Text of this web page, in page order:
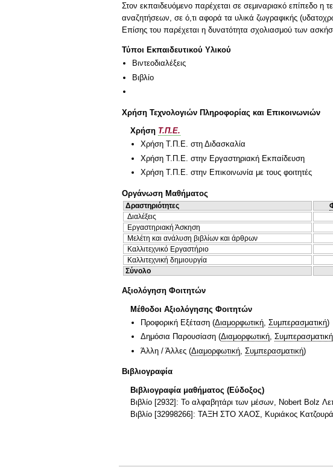
Στον εκπαιδευόμενο παρέχεται σε σεμιναριακό επίπεδο η
αναζητήσεων, σε ό,τι αφορά τα υλικά ζωγραφικής
Επίσης του παρέχεται η δυνατότητα σχολιασμού των
Τύποι Εκπαιδευτικού Υλικού
Βιντεοδιαλέξεις
Βιβλίο
Χρήση Τεχνολογιών Πληροφορίας και Επικοινωνιών
Χρήση Τ.Π.Ε.
Χρήση Τ.Π.Ε. στη Διδασκαλία
Χρήση Τ.Π.Ε. στην Εργαστηριακή Εκπαίδευση
Χρήση Τ.Π.Ε. στην Επικοινωνία με τους φοιτητές
Οργάνωση Μαθήματος
Δραστηριότητες
Διαλέξεις
Εργαστηριακή Άσκηση
Μελέτη και ανάλυση βιβλίων και άρθρων
Καλλιτεχνικό Εργαστήριο
Καλλιτεχνική δημιουργία
Σύνολο
Αξιολόγηση Φοιτητών
Μέθοδοι Αξιολόγησης Φοιτητών
Προφορική Εξέταση (Διαμορφωτική Συμπερασματική)
Δημόσια Παρουσίαση (Διαμορφωτική, Συμπερασματική
Άλλη / Άλλες (Διαμορφωτική Συμπερασματική)
Βιβλιογραφία
Βιβλιογραφία μαθήματος (Εύδοξος)
Βιβλίο [2932]: Το αλφαβητάρι των μέσων, Nobert Bolz
Βιβλίο [32998266]: ΤΑΞΗ ΣΤΟ ΧΑΟΣ, Κυριάκος